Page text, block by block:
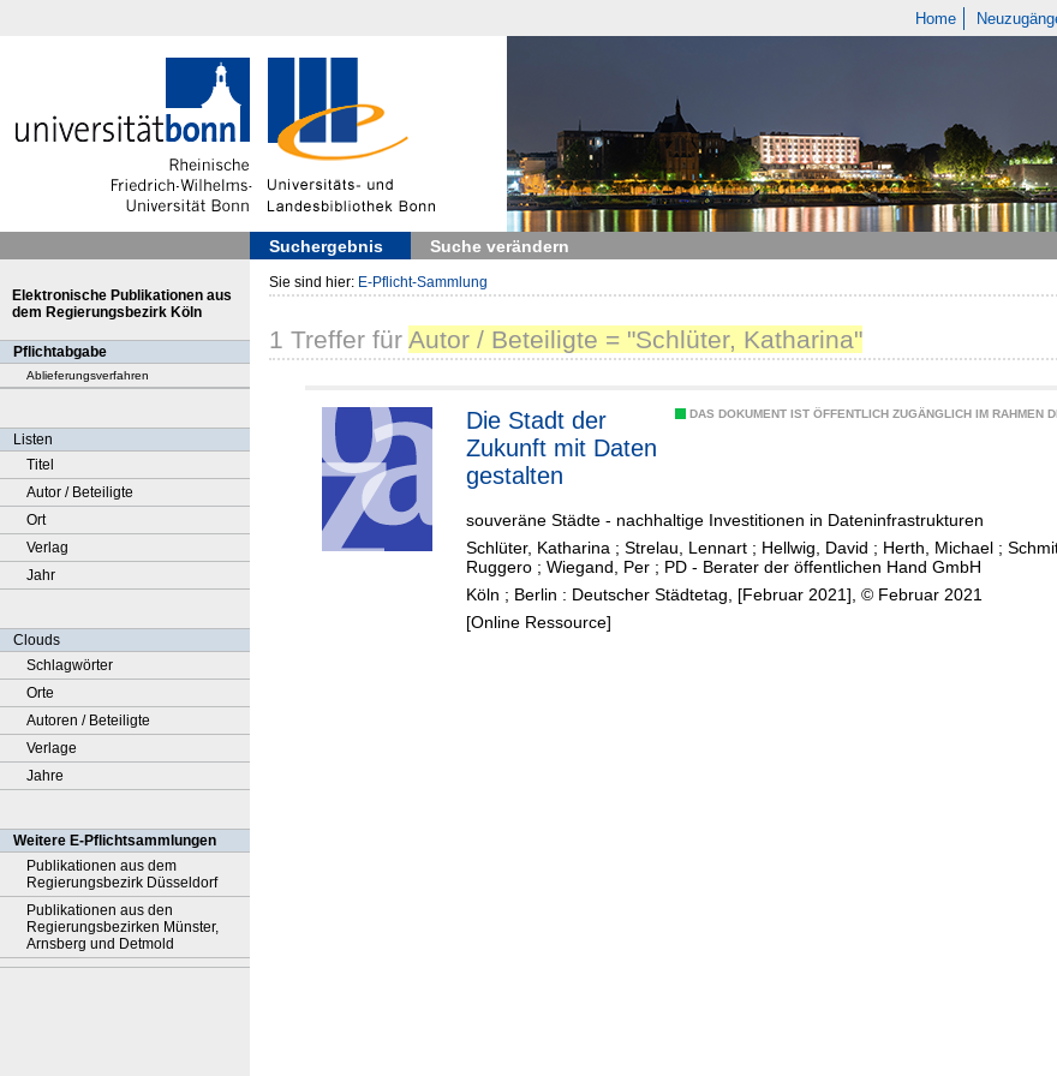
Home
Suchergebnis Suche verändern
Elektronische Publikationen aus
dem Regierungsbezirk Köln
Pflichtabgabe
Ablieferungsverfahren
Listen
Titel
Autor / Beteiligte
Ort
Verlag
Jahr
Clouds
Schlagwörter
Orte
Autoren / Beteiligte
Verlage
Jahre
Weitere E-Pflichtsammlungen
Publikationen aus dem
Regierungsbezirk Düsseldorf
Publikationen aus den
Regierungsbezirken Münster,
Arnsberg und Detmold
Sie sind hier: E-Pflicht-Sammlung
1 Treffer für Autor / Beteiligte = "Schlüter, Katharina"
DAS DOKUMENT IST ÖFFENTLICH ZUGÄNGLICH IM RAHMEN
Die Stadt der
Zukunft mit Daten
gestalten
souveräne Städte - nachhaltige Investitionen in Dateninfrastrukturen
Schlüter, Katharina ; Strelau, Lennart ; Hellwig, David ; Herth, Michael ;
Ruggero ; Wiegand, Per ; PD - Berater der öffentlichen Hand GmbH
Köln ; Berlin : Deutscher Städtetag, [Februar 2021], © Februar 2021
[Online Ressource]